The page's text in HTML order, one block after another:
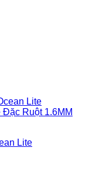
Lite